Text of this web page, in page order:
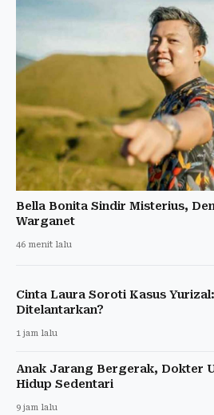
Bella Bonita Sindir Misterius,
Warganet
46 menit lalu
Cinta Laura Soroti Kasus
Ditelantarkan?
1 jam lalu
Anak Jarang Bergerak, Dokter
Hidup Sedentari
9 jam lalu